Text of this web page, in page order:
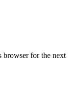
browser for the next